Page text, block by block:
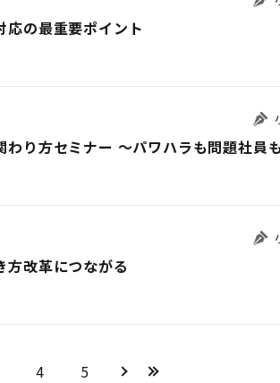
応の最重要ポイント
方改革につながる
4 5 ＞